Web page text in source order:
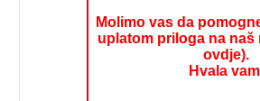
Molimo vas da
uplatom priloga na naš
ovdje).
Hvala